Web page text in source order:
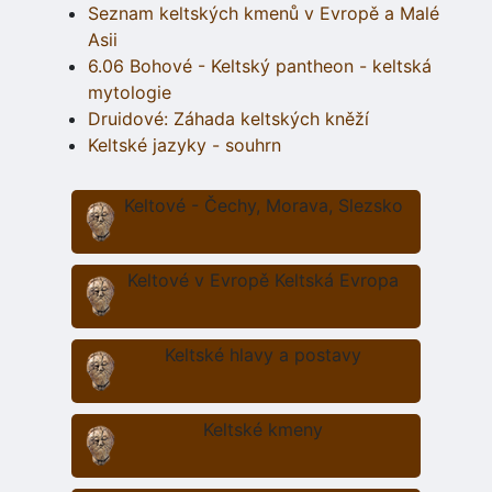
Seznam keltských kmenů v Evropě a Malé
Asii
6.06 Bohové - Keltský pantheon - keltská
mytologie
Druidové: Záhada keltských kněží
Keltské jazyky - souhrn
Keltové - Čechy, Morava, Slezsko
Keltové v Evropě Keltská Evropa
Keltské hlavy a postavy
Keltské kmeny